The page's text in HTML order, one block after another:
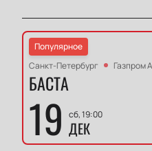
Популярное
Санкт-Петербург
Газпром
БАСТА
19 сб, 19:00
ДЕК